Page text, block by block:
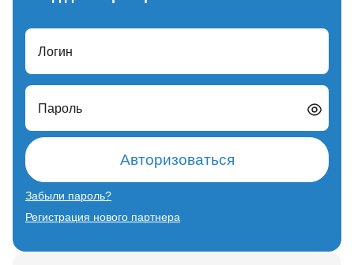
Логин
Пароль
Авторизоваться
Забыли пароль?
Регистрация нового партнера